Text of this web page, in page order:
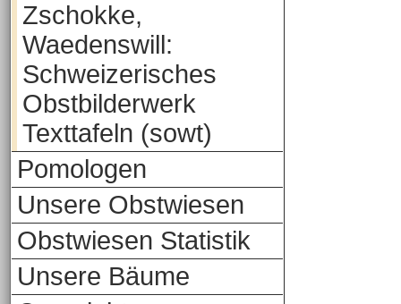
Zschokke,
Waedenswill:
Schweizerisches
Obstbilderwerk
Texttafeln (sowt)
Pomologen
Unsere Obstwiesen
Obstwiesen Statistik
Unsere Bäume